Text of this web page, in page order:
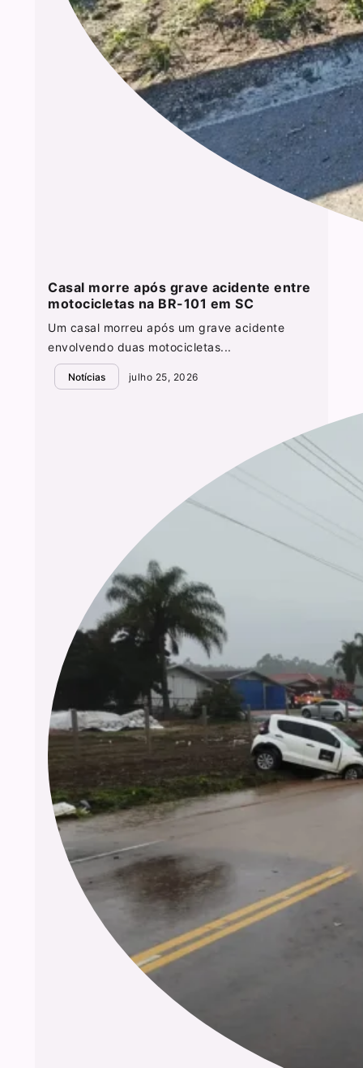
Casal morre após grave acidente entre
motocicletas na BR-101 em SC
Um casal morreu após um grave acidente
envolvendo duas motocicletas...
Notícias julho 25, 2026